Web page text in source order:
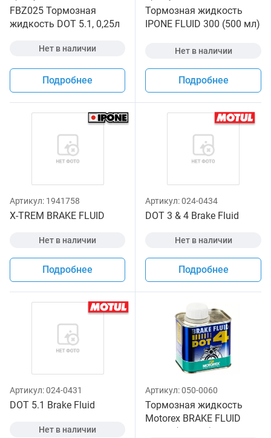
FBZ025 Тормозная
жидкость DOT 5.1, 0,25л
Нет в наличии
Подробнее
Тормозная жидкость
IPONE FLUID 300 (500 мл)
Нет в наличии
Подробнее
Артикул: 1941758
X-TREM BRAKE FLUID
Нет в наличии
Подробнее
Артикул:024-0434
DOT 3 & 4 Brake Fluid
Нет в наличии
Подробнее
Артикул:024-0431
DOT 5.1 Brake Fluid
Нет в наличии
Артикул:050-0060
Тормозная жидкость
Motorex BRAKE FLUID
DOT 4 (250 мл)